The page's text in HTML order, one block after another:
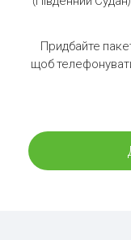
Придбайте
щоб